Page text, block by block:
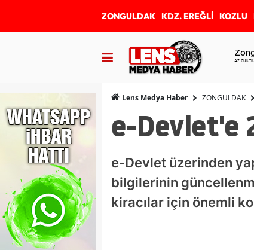
ZONGULDAK KDZ. EREĞLİ KOZLU
Az bulutlu
Lens Medya Haber ZONGULDAK
e-Devlet'e
e-Devlet üzerinden
bilgilerinin
kiracılar için önemli